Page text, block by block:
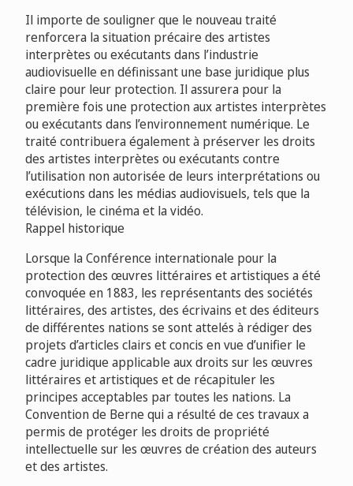
Il importe de souligner que le nouveau traité
renforcera la situation précaire des artistes
interprètes ou exécutants dans l’industrie
audiovisuelle en définissant une base juridique plus
claire pour leur protection. Il assurera pour la
première fois une protection aux artistes interprètes
ou exécutants dans l’environnement numérique. Le
traité contribuera également à préserver les droits
des artistes interprètes ou exécutants contre
l’utilisation non autorisée de leurs interprétations ou
exécutions dans les médias audiovisuels, tels que la
télévision, le cinéma et la vidéo.
Rappel historique
Lorsque la Conférence internationale pour la
protection des œuvres littéraires et artistiques a été
convoquée en 1883, les représentants des sociétés
littéraires, des artistes, des écrivains et des éditeurs
de différentes nations se sont attelés à rédiger des
projets d’articles clairs et concis en vue d’unifier le
cadre juridique applicable aux droits sur les œuvres
littéraires et artistiques et de récapituler les
principes acceptables par toutes les nations. La
Convention de Berne qui a résulté de ces travaux a
permis de protéger les droits de propriété
intellectuelle sur les œuvres de création des auteurs
et des artistes.